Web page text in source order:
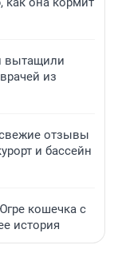
вытащили
из
отзывы
и бассейн
кошечка с
история